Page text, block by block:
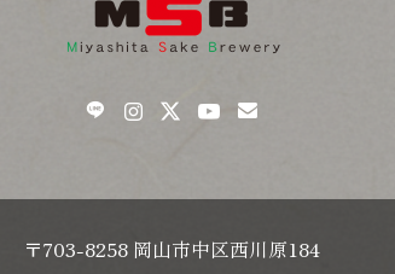
〒703-8258 岡山市中区西川原184